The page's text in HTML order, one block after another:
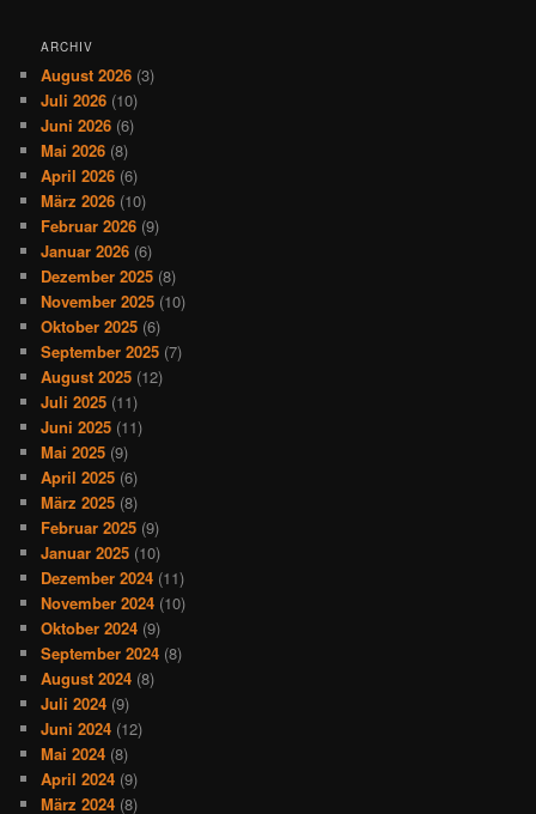
ARCHIV
August 2026 (3)
Juli 2026 (10)
Juni 2026 (6)
Mai 2026 (8)
April 2026 (6)
März 2026 (10)
Februar 2026 (9)
Januar 2026 (6)
Dezember 2025 (8)
November 2025 (10)
Oktober 2025 (6)
September 2025 (7)
August 2025 (12)
Juli 2025 (11)
Juni 2025 (11)
Mai 2025 (9)
April 2025 (6)
März 2025 (8)
Februar 2025 (9)
Januar 2025 (10)
Dezember 2024 (11)
November 2024 (10)
Oktober 2024 (9)
September 2024 (8)
August 2024 (8)
Juli 2024 (9)
Juni 2024 (12)
Mai 2024 (8)
April 2024 (9)
März 2024 (8)